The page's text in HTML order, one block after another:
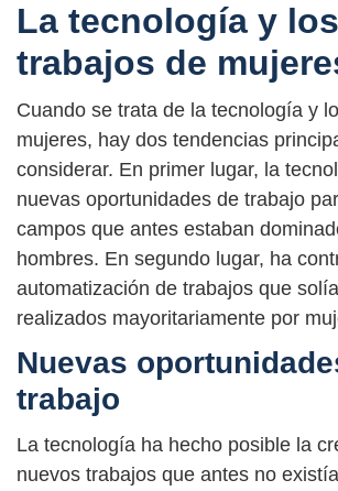
La tecnología y los
trabajos de
Cuando se trata de la tecnología y
mujeres, hay dos tendencias
considerar. En primer lugar, la
nuevas oportunidades de trabajo
campos que antes estaban
hombres. En segundo lugar, ha
automatización de trabajos que
realizados mayoritariamente por
Nuevas
trabajo
La tecnología ha hecho posible la
nuevos trabajos que antes no